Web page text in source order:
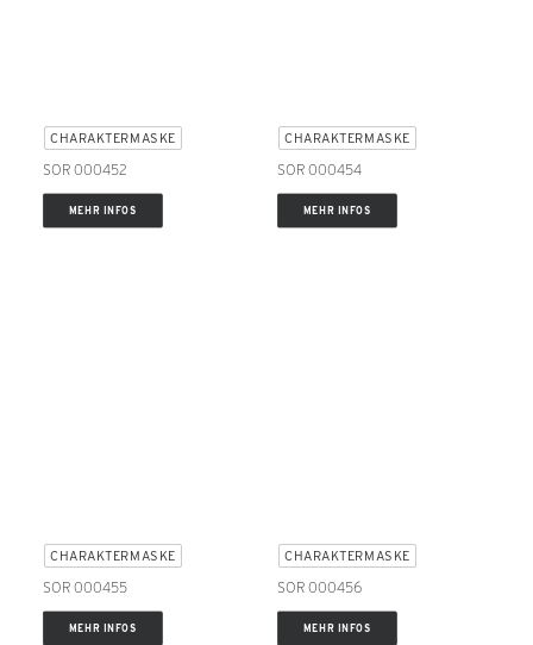
CHARAKTERMASKE
SOR 000452
MEHR INFOS
CHARAKTERMASKE
SOR 000454
MEHR INFOS
CHARAKTERMASKE
SOR 000455
MEHR INFOS
CHARAKTERMASKE
SOR 000456
MEHR INFOS